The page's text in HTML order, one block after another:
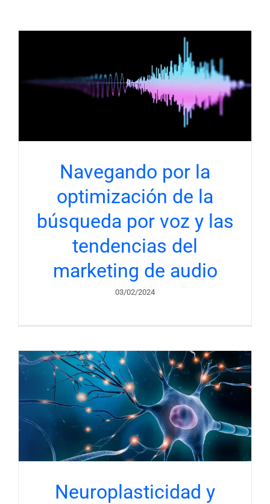
Navegando por la
optimización de la
búsqueda por voz y las
tendencias del
marketing de audio
03/02/2024
Neuroplasticidad y